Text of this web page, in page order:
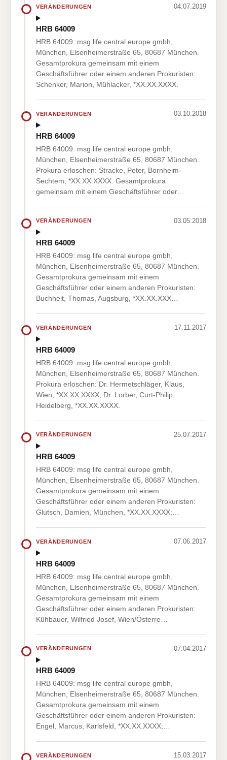
VERÄNDERUNGEN 04.07.2019
HRB 64009
HRB 64009: msg life central europe gmbh,
München, Elsenheimerstraße 65, 80687 München.
Gesamtprokura gemeinsam mit einem
Geschäftsführer oder einem anderen Prokuristen:
Schenker, Marion, Mühlacker, *XX.XX.XXXX.
VERÄNDERUNGEN 03.10.2018
HRB 64009
HRB 64009: msg life central europe gmbh,
München, Elsenheimerstraße 65, 80687 München.
Prokura erloschen: Stracke, Peter, Bornheim-
Sechtem, *XX.XX.XXXX. Gesamtprokura
gemeinsam mit einem Geschäftsführer oder…
VERÄNDERUNGEN 03.05.2018
HRB 64009
HRB 64009: msg life central europe gmbh,
München, Elsenheimerstraße 65, 80687 München.
Gesamtprokura gemeinsam mit einem
Geschäftsführer oder einem anderen Prokuristen:
Buchheit, Thomas, Augsburg, *XX.XX.XXX…
VERÄNDERUNGEN 17.11.2017
HRB 64009
HRB 64009: msg life central europe gmbh,
München, Elsenheimerstraße 65, 80687 München.
Prokura erloschen: Dr. Hermetschläger, Klaus,
Wien, *XX.XX.XXXX; Dr. Lorber, Curt-Philip,
Heidelberg, *XX.XX.XXXX.
VERÄNDERUNGEN 25.07.2017
HRB 64009
HRB 64009: msg life central europe gmbh,
München, Elsenheimerstraße 65, 80687 München.
Gesamtprokura gemeinsam mit einem
Geschäftsführer oder einem anderen Prokuristen:
Glutsch, Damien, München, *XX.XX.XXXX;…
VERÄNDERUNGEN 07.06.2017
HRB 64009
HRB 64009: msg life central europe gmbh,
München, Elsenheimerstraße 65, 80687 München.
Gesamtprokura gemeinsam mit einem
Geschäftsführer oder einem anderen Prokuristen:
Kühbauer, Wilfried Josef, Wien/Österre…
VERÄNDERUNGEN 07.04.2017
HRB 64009
HRB 64009: msg life central europe gmbh,
München, Elsenheimerstraße 65, 80687 München.
Gesamtprokura gemeinsam mit einem
Geschäftsführer oder einem anderen Prokuristen:
Engel, Marcus, Karlsfeld, *XX.XX.XXXX;…
VERÄNDERUNGEN 15.03.2017